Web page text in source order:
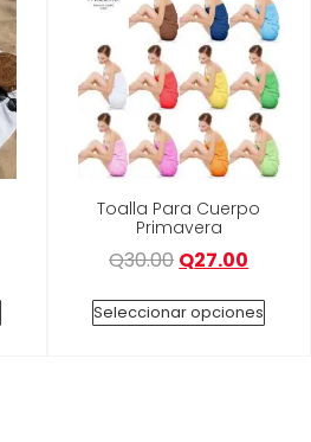
Toalla Para Cuerpo
Primavera
Q30.00 Q27.00
Seleccionar opciones